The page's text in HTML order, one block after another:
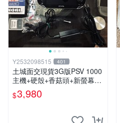
Y2532098515 401
土城面交現貨3G版PSV 1000
主機+硬殼+香菇頭+新螢幕玻
璃貼+初音掛繩+可改機版本8
成新 一年保修如照片所有的
$3,980